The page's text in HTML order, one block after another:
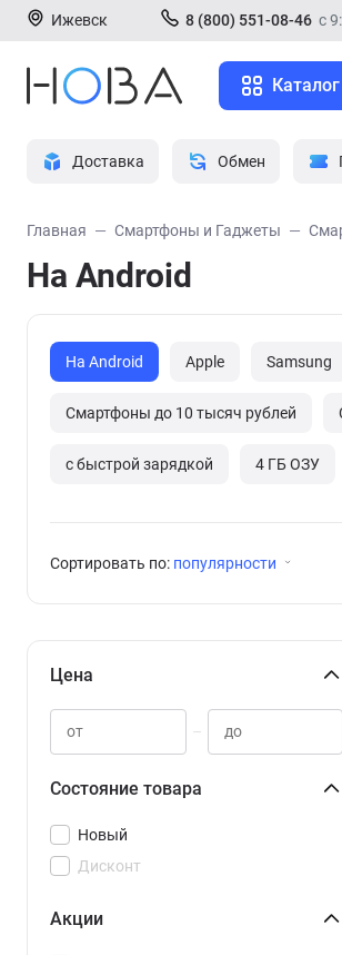
Ижевск 8 (800) 551-08-46 с
Каталог
Доставка Обмен
Главная Смартфоны и Гаджеты
На Android
На Android Apple Samsung
Смартфоны до 10 тысяч рублей
с быстрой зарядкой 4 ГБ ОЗУ
Сортировать по: популярности
Цена
–
Состояние товара
Новый
Дисконт
Акции